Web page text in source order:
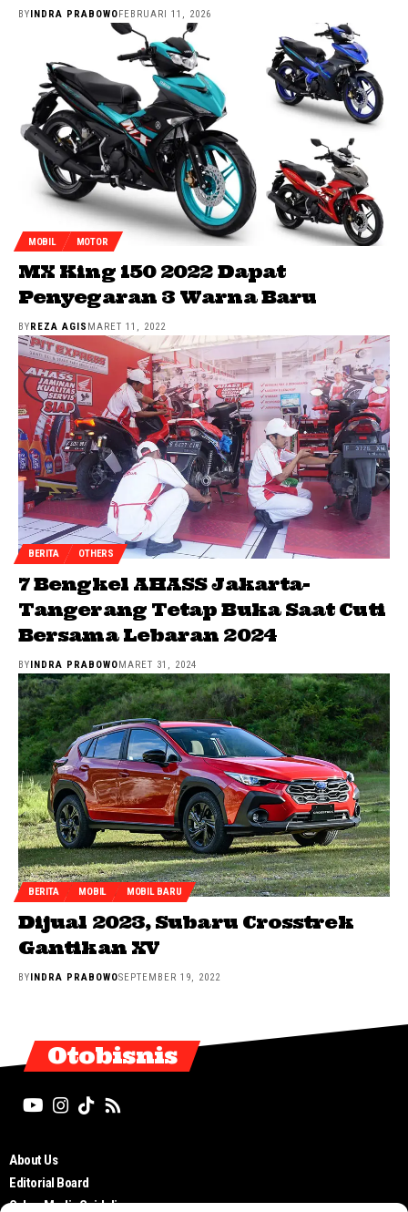
BY INDRA PRABOWO FEBRUARI 11, 2026
MOBIL MOTOR
MX King 150 2022 Dapat
Penyegaran 3 Warna Baru
BYREZA AGIS MARET 11, 2022
BERITA OTHERS
7 Bengkel AHASS Jakarta-
Tangerang Tetap Buka Saat Cuti
Bersama Lebaran 2024
BYINDRA PRABOWOMARET 31, 2024
BERITA MOBIL MOBIL BARU
Dijual 2023, Subaru Crosstrek
Gantikan XV
BYINDRA PRABOWOSEPTEMBER 19, 2022
Otobisnis
About Us
Editorial Board
Cyber Media Guidelines